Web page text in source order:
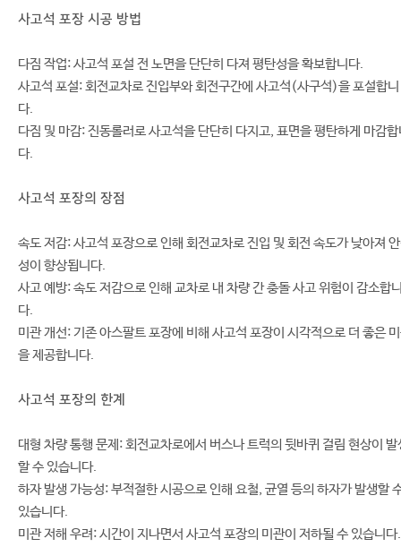
사고석 포장 시공 방법
다짐 작업: 사고석 포설 전 노면을 단단히 다져 평탄성을 확보합니다.
사고석 포설: 회전교차로 진입부와 회전구간에 사고석(사구석)을 포설합니
다.
다짐 및 마감: 진동롤러로 사고석을 단단히 다지고, 표면을 평탄하게 마감합
다.
사고석 포장의 장점
속도 저감: 사고석 포장으로 인해 회전교차로 진입 및 회전 속도가 낮아져
성이 향상됩니다.
사고 예방: 속도 저감으로 인해 교차로 내 차량 간 충돌 사고 위험이 감소합
다.
미관 개선: 기존 아스팔트 포장에 비해 사고석 포장이 시각적으로 더 좋은
을 제공합니다.
사고석 포장의 한계
대형 차량 통행 문제: 회전교차로에서 버스나 트럭의 뒷바퀴 걸림 현상이 발
할 수 있습니다.
하자 발생 가능성: 부적절한 시공으로 인해 요철, 균열 등의 하자가 발생할
있습니다.
미관 저해 우려: 시간이 지나면서 사고석 포장의 미관이 저하될 수 있습니다.